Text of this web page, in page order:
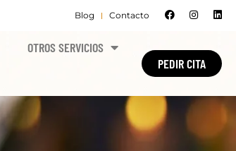
Blog Contacto
OTROS SERVICIOS
PEDIR CITA